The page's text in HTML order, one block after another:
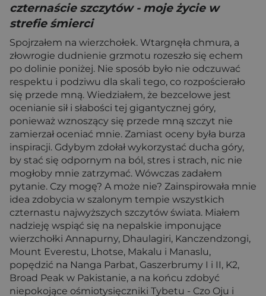
czternaście szczytów - moje życie w
strefie śmierci
Spojrzałem na wierzchołek. Wtargnęła chmura, a
złowrogie dudnienie grzmotu rozeszło się echem
po dolinie poniżej. Nie sposób było nie odczuwać
respektu i podziwu dla skali tego, co rozpościerało
się przede mną. Wiedziałem, że bezcelowe jest
ocenianie sił i słabości tej gigantycznej góry,
ponieważ wznoszący się przede mną szczyt nie
zamierzał oceniać mnie. Zamiast oceny była burza
inspiracji. Gdybym zdołał wykorzystać ducha góry,
by stać się odpornym na ból, stres i strach, nic nie
mogłoby mnie zatrzymać. Wówczas zadałem
pytanie. Czy mogę? A może nie? Zainspirowała mnie
idea zdobycia w szalonym tempie wszystkich
czternastu najwyższych szczytów świata. Miałem
nadzieję wspiąć się na nepalskie imponujące
wierzchołki Annapurny, Dhaulagiri, Kanczendzongi,
Mount Everestu, Lhotse, Makalu i Manaslu,
popędzić na Nanga Parbat, Gaszerbrumy I i II, K2,
Broad Peak w Pakistanie, a na końcu zdobyć
niepokojące ośmiotysięczniki Tybetu - Czo Oju i